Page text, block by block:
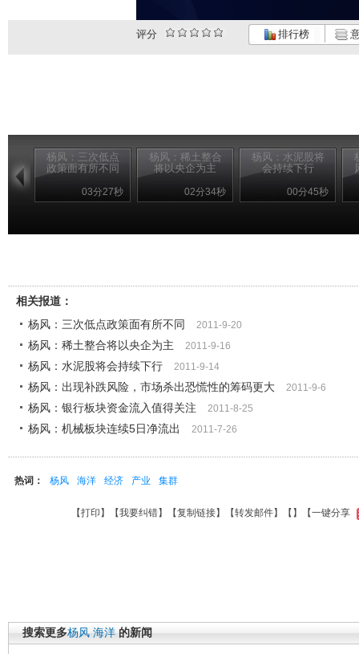
评分 排行榜
杨风：三次低点
政策面有所不同
03分27秒
杨风：稀土整合
将以央企为主
02分34秒
杨风：水泥股将
会持续下行
00分45秒
相关报道：
杨风：三次低点政策面有所不同
2011-9-20
杨风：稀土整合将以央企为主 2011-9-16
杨风：水泥股将会持续下行 2011-9-14
杨风：出现补跌风险，市场杀出恐慌性的筹码更大 2011-9-6
杨风：银行板块资金流入值得关注 2011-8-25
杨风：机械板块连续5日净流出 2011-7-26
热词： 杨风 海洋 经济 产业 集群
【打印 】【我要纠错】【复制链接】【转发邮件】【 】 【一键分享
搜索更多杨风 海洋 的新闻